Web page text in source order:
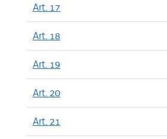
Art. 17
Art. 18
Art. 19
Art. 20
Art. 21